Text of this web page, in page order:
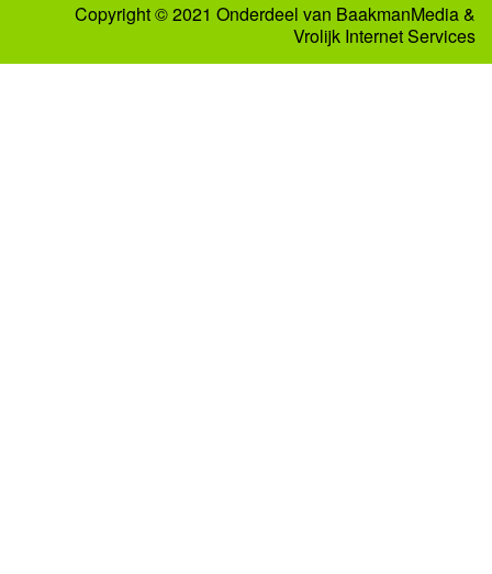
Copyright © 2021 Onderdeel van BaakmanMedia&
Vrolijk Internet Services